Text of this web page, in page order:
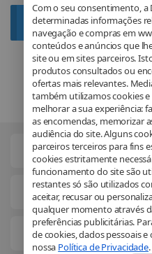
Com o seu consentimento, a
determinadas informações
navegação e compras em
conteúdos e anúncios que
site ou em sites parceiros.
produtos consultados ou
ofertas mais relevantes.
também utilizamos cookies
melhorar a sua experiência:
as encomendas, memorizar
audiência do site. Alguns
parceiros terceiros para fins
cookies estritamente
funcionamento do site são
restantes só são utilizados
aceitar, recusar ou
qualquer momento através
preferências publicitárias.
de cookies, dados pessoais
nossa Política de Privacidade.
Aucun produit ne
Informações legais
Soluções comerciais
Conheça-nos melhor